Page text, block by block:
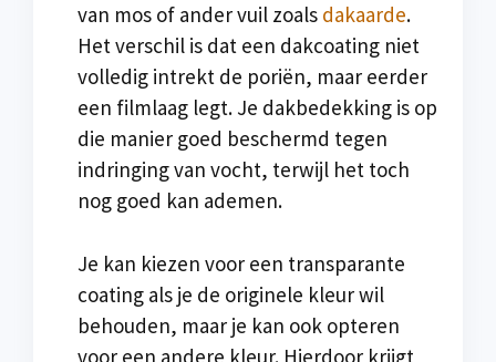
van mos of ander vuil zoals dakaarde.
Het verschil is dat een dakcoating niet
volledig intrekt de poriën, maar eerder
een filmlaag legt. Je dakbedekking is op
die manier goed beschermd tegen
indringing van vocht, terwijl het toch
nog goed kan ademen.
Je kan kiezen voor een transparante
coating als je de originele kleur wil
behouden, maar je kan ook opteren
voor een andere kleur. Hierdoor krijgt